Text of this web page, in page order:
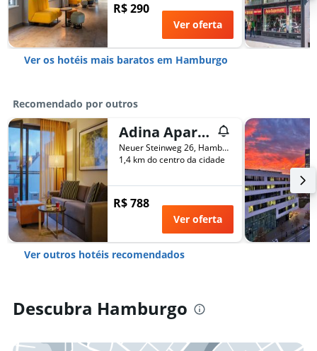
R$ 290
Ver oferta
Ver os hotéis mais baratos em Hamburgo
Recomendado por outros
Adina Apartment Hotel Hamburg Michel
Neuer Steinweg 26, Hamburgo, Hamburgo, Alemanha
1,4 km do centro da cidade
R$ 788
Ver oferta
Ver outros hotéis recomendados
Descubra Hamburgo